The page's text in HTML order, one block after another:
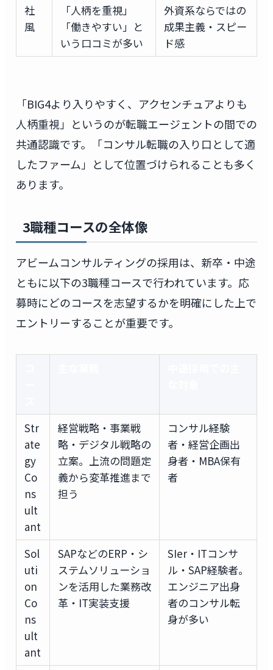
社
風
「人柄を重視」
「働きやすい」と
いう口コミが多い
外資系ならではの
成果主義・スピー
ド感
「BIG4より入りやすく、アクセンチュアよりも
人柄重視」というのが転職エージェントの間での
共通認識です。「コンサル転職の入り口として適
したファーム」として位置づけられることも多く
あります。
3職種コースの全体像
アビームコンサルティングの採用は、新卒・中途
ともに以下の3職種コースで行われています。応
募時にどのコースを志望するかを明確にした上で
エントリーすることが重要です。
Str
ate
gy
Co
ns
ult
ant
経営戦略・事業戦
略・デジタル戦略の
立案。上流の問題定
義から変革推進まで
担う
コンサル経験
者・経営企画出
身者・MBA保有
者
Sol
uti
on
Co
ns
ult
ant
SAPなどのERP・シ
ステムソリューショ
ンを活用した業務改
革・IT実装支援
SIer・ITコンサ
ル・SAP経験者。
エンジニア出身
者のコンサル転
身が多い